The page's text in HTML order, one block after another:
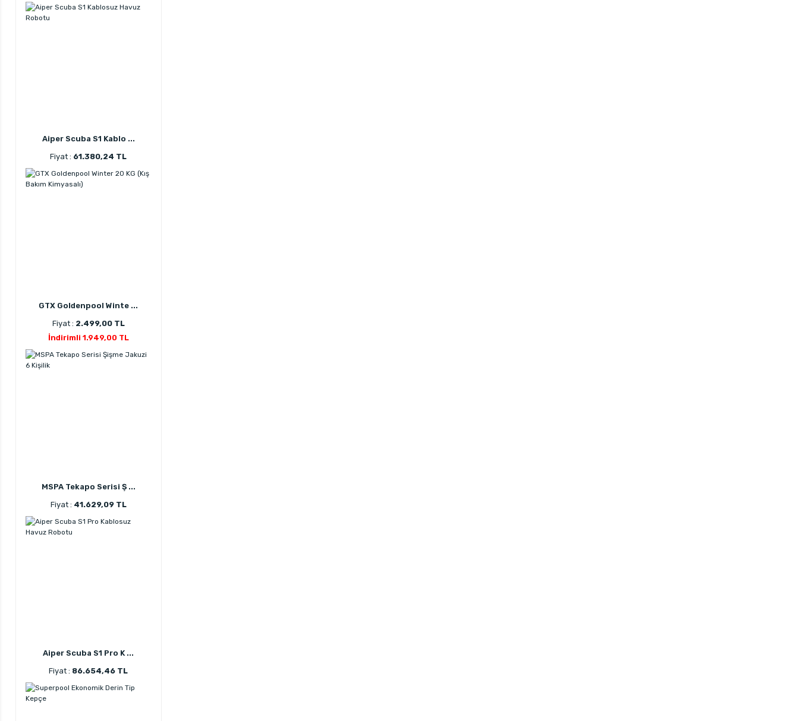
Aiper Scuba S1 Kablo ...
Fiyat : 61.380,24 TL
GTX Goldenpool Winte ...
Fiyat : 2.499,00 TL
İndirimli 1.949,00 TL
MSPA Tekapo Serisi Ş ...
Fiyat : 41.629,09 TL
Aiper Scuba S1 Pro K ...
Fiyat : 86.654,46 TL